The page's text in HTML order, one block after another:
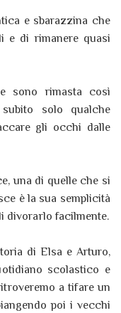
e sbarazzina che
e di rimanere quasi
sono rimasta così
solo qualche
gli occhi dalle
una di quelle che si
è la sua semplicità
divorarlo facilmente.
di Elsa e Arturo,
scolastico e
a tifare un
poi i vecchi